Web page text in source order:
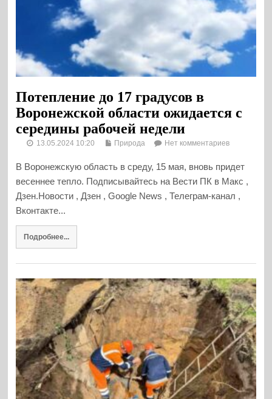
Потепление до 17 градусов в
Воронежской области ожидается с
середины рабочей недели
13.05.2024 10:20 Природа Нет комментариев
В Воронежскую область в среду, 15 мая, вновь придет
весеннее тепло. Подписывайтесь на Вести ПК в Макс ,
Дзен.Новости , Дзен , Google News , Телеграм-канал ,
Вконтакте...
Подробнее...